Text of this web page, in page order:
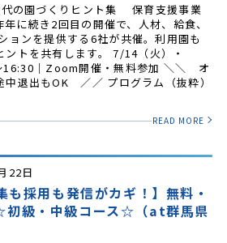
の園づくりヒント集 保育支援事業
に続き2回目の開催で、人材、給食、
ョンを提供する6社が共催。利用園も
トを共有します。 7/14（火）・
16:30｜Zoom開催・無料参加 ＼＼ オ
中退出もOK ／／ プログラム（抜粋）
READ MORE
22日
採用も発信がカギ！】無料・
初級・中級コース☆（at群馬県